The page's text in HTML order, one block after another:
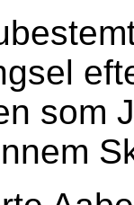
som